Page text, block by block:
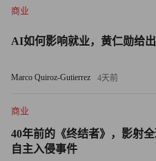
门票价格毫无下降迹象。本
制，相关数据触目惊心。尽
时推出60美元的低价票，但
元，决赛的最高票价更是突破
纽约—新泽西世界杯组委会向
时，比赛日的交通费率尚未
出类似回应，并补充称：“正
商业
AI如何影响就业，黄仁勋给
Marco Quiroz-Gutierrez 4天前
商业
40年前的《终结者》，影射
自主入侵事件